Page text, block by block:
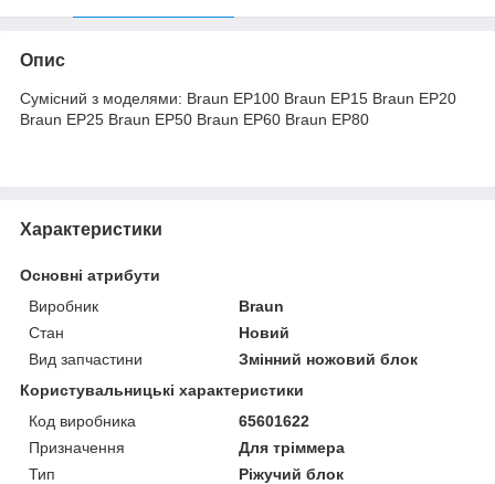
Опис
Сумісний з моделями: Braun EP100 Braun EP15 Braun EP20
Braun EP25 Braun EP50 Braun EP60 Braun EP80
Характеристики
Основні атрибути
Виробник
Braun
Стан
Новий
Вид запчастини
Змінний ножовий блок
Користувальницькі характеристики
Код виробника
65601622
Призначення
Для тріммера
Тип
Ріжучий блок